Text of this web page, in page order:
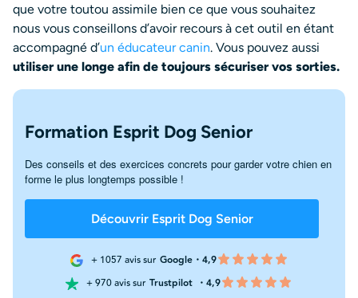
que votre toutou assimile bien ce que vous souhaitez
nous vous conseillons d’avoir recours à cet outil en étant
accompagné d’un éducateur canin. Vous pouvez aussi
utiliser une longe afin de toujours sécuriser vos sorties.
Formation Esprit Dog Senior
Des conseils et des exercices concrets pour garder votre chien en
forme le plus longtemps possible !
Découvrir Esprit Dog Senior
+ 1057 avis sur Google・4,9
+ 970 avis sur Trustpilot ・4,9